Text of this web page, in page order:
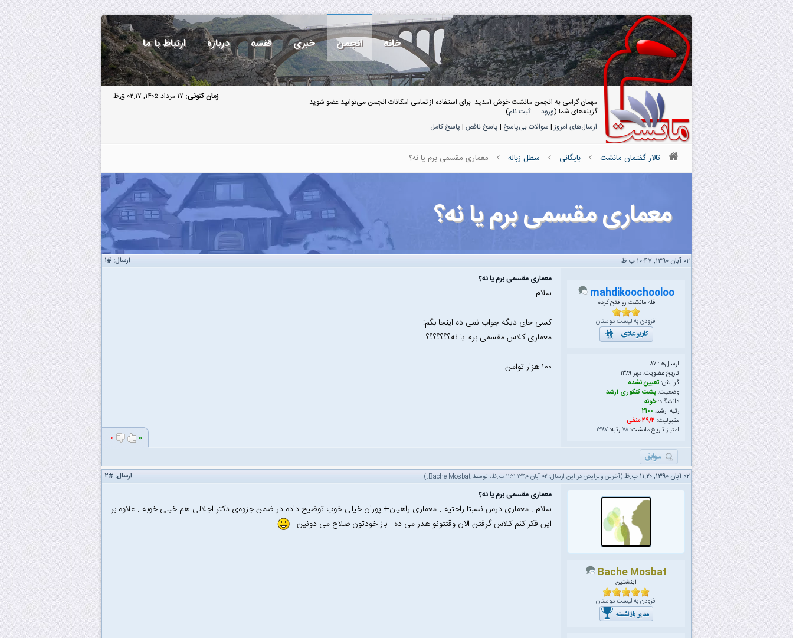
خانه انجمن خبری قفسه درباره ارتباط با ما
زمان کنونی: ۱۷ مرداد ۱۴۰۵, ۰۲:۱۷ ق.ظ
مهمان گرامی به انجمن مانشت خوش آمدید. برای استفاده از تمامی امکانات انجمن می‌توانید عضو شوید.
گزینه‌های شما (ورود—ثبت نام)
ارسال‌های امروز| سوالات بی‌پاسخ | پاسخ ناقص | پاسخ کامل
تالار گفتمان مانشت بایگانی سطل زباله معماری مقسمی برم یا نه؟
معماری مقسمی برم یا نه؟
ارسال: #۱ ۰۲ آبان ۱۳۹۰, ۱۰:۴۷ ب.ظ
mahdikoochooloo
قله مانشت رو فتح کرده
افزودن به لیست دوستان
ارسال‌ها: ۸۷
تاریخ عضویت: مهر ۱۳۸۹
گرایش:تعیین نشده
وضعیت:پشت کنکوری ارشد
دانشگاه:خونه
رتبه ارشد:۲۱۰۰
مقبولیت: ۲۹/۲ منفی
امتیاز تاریخ مانشت:۷۸ رتبه:۱۳۸۷
معماری مقسمی برم یا نه؟
سلام
کسی جای دیگه جواب نمی ده اینجا بگم:
معماری کلاس مقسمی برم یا نه؟؟؟؟؟؟؟
۱۰۰ هزار توامن
۰ ۰
ارسال: #۲ ۰۲ آبان ۱۳۹۰, ۱۱:۲۰ ب.ظ (آخرین ویرایش در این ارسال: ۰۲ آبان ۱۳۹۰ ۱۱:۲۱ ب.ظ، توسط Bache Mosbat
.)
Bache Mosbat
اینشتین
افزودن به لیست دوستان
معماری مقسمی برم یا نه؟
سلام . معماری درس نسبتا راحتیه . معماری راهیان+ پوران خیلی خوب توضیح داده در ضمن جزوه‌ی دکتر اجلالی هم خیلی خوبه . علاوه بر
این فکر کنم کلاس گرفتن الان وقتتونو هدر می ده . باز خودتون صلاح می دونین .